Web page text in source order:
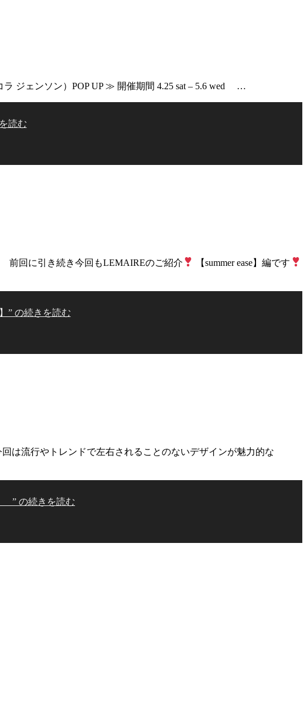
ジェンソン）POP UP ≫ 開催期間 4.25 sat – 5.6 wed …
読む
に引き続き今回もLEMAIREのご紹介
【summer ease】編です
” の続きを読む
流行やトレンドで左右されることのないデザインが魅力的な
” の続きを読む